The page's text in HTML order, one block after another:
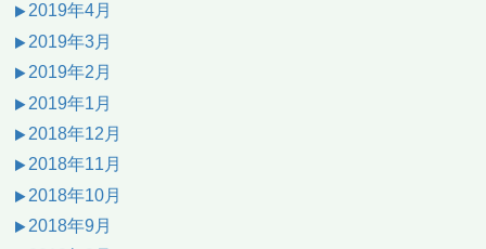
2019年4月
2019年3月
2019年2月
2019年1月
2018年12月
2018年11月
2018年10月
2018年9月